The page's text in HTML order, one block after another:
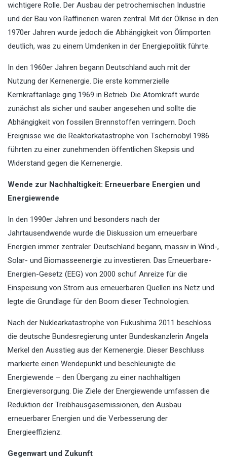
wichtigere Rolle. Der Ausbau der petrochemischen Industrie
und der Bau von Raffinerien waren zentral. Mit der Ölkrise in den
1970er Jahren wurde jedoch die Abhängigkeit von Ölimporten
deutlich, was zu einem Umdenken in der Energiepolitik führte.
In den 1960er Jahren begann Deutschland auch mit der
Nutzung der Kernenergie. Die erste kommerzielle
Kernkraftanlage ging 1969 in Betrieb. Die Atomkraft wurde
zunächst als sicher und sauber angesehen und sollte die
Abhängigkeit von fossilen Brennstoffen verringern. Doch
Ereignisse wie die Reaktorkatastrophe von Tschernobyl 1986
führten zu einer zunehmenden öffentlichen Skepsis und
Widerstand gegen die Kernenergie.
Wende zur Nachhaltigkeit: Erneuerbare Energien und
Energiewende
In den 1990er Jahren und besonders nach der
Jahrtausendwende wurde die Diskussion um erneuerbare
Energien immer zentraler. Deutschland begann, massiv in Wind-,
Solar- und Biomasseenergie zu investieren. Das Erneuerbare-
Energien-Gesetz (EEG) von 2000 schuf Anreize für die
Einspeisung von Strom aus erneuerbaren Quellen ins Netz und
legte die Grundlage für den Boom dieser Technologien.
Nach der Nuklearkatastrophe von Fukushima 2011 beschloss
die deutsche Bundesregierung unter Bundeskanzlerin Angela
Merkel den Ausstieg aus der Kernenergie. Dieser Beschluss
markierte einen Wendepunkt und beschleunigte die
Energiewende – den Übergang zu einer nachhaltigen
Energieversorgung. Die Ziele der Energiewende umfassen die
Reduktion der Treibhausgasemissionen, den Ausbau
erneuerbarer Energien und die Verbesserung der
Energieeffizienz.
Gegenwart und Zukunft